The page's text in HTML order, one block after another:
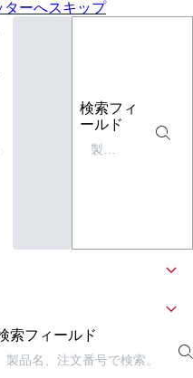
ターへスキップ
検索フィ
ールド
索フィールド